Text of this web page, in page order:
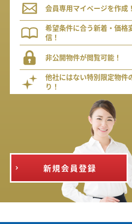
会員専用マイページを作成！
希望条件に合う新着・価格
信！
非公開物件が閲覧可能！
他社にはない特別限定物件
り！
新規会員登録